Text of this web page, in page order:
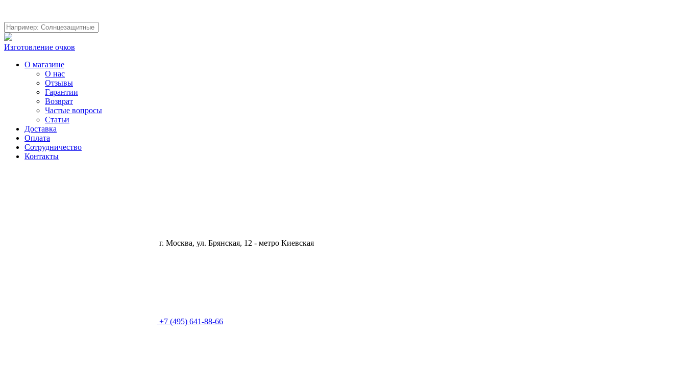
Изготовление очков
О магазине
О нас
Отзывы
Гарантии
Возврат
Частые вопросы
Статьи
Доставка
Оплата
Сотрудничество
Контакты
г. Москва, ул. Брянская, 12 - метро Киевская
+7 (495) 641-88-66